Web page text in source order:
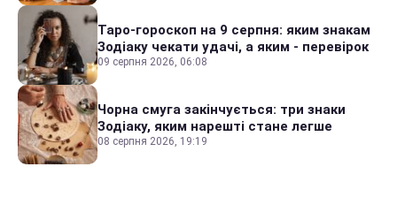
Таро-гороскоп на 9 серпня: яким знакам
Зодіаку чекати удачі, а яким - перевірок
09 серпня 2026, 06:08
Чорна смуга закінчується: три знаки
Зодіаку, яким нарешті стане легше
08 серпня 2026, 19:19